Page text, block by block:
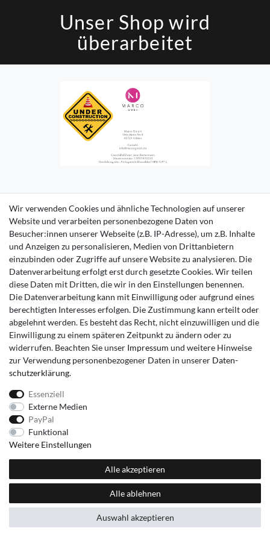
Unser Shop wird
überarbeitet
Wir verwenden Cookies und ähnliche Technologien auf unserer
Website und verarbeiten personenbezogene Daten von
Besucher:innen unserer Webseite (z.B. IP-Adresse), um z.B. Inhalte
und Anzeigen zu personalisieren, Medien von Drittanbietern
einzubinden oder Zugriffe auf unsere Website zu analysieren. Die
Datenverarbeitung erfolgt erst durch gesetzte Cookies. Wir teilen
diese Daten mit Dritten, die wir in den Einstellungen benennen.
Die Datenverarbeitung kann mit Einwilligung oder aufgrund eines
berechtigten Interesses erfolgen. Die Zustimmung kann erteilt oder
abgelehnt werden. Es besteht das Recht, nicht einzuwilligen und die
Einwilligung zu einem späteren Zeitpunkt zu ändern oder zu
widerrufen. Beachten Sie unser Impressum und weitere Hinweise
zur Verwendung personenbezogener Daten in unserer Daten­
schutz­erklärung.
Essenziell
Externe Medien
PayPal
Funktional
Weitere Einstellungen
Alle akzeptieren
Alle ablehnen
Auswahl akzeptieren